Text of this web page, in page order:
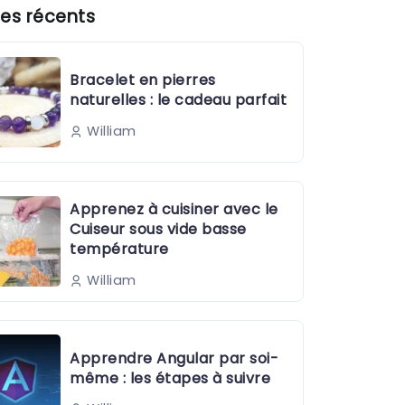
récents
Bracelet en pierres
naturelles : le cadeau parfait
William
Apprenez à cuisiner avec le
Cuiseur sous vide basse
température
William
Apprendre Angular par soi-
même : les étapes à suivre